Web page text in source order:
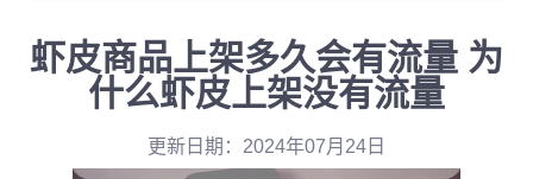
虾皮商品上架多久会有流量 为
什么虾皮上架没有流量
更新日期：2024年07月24日